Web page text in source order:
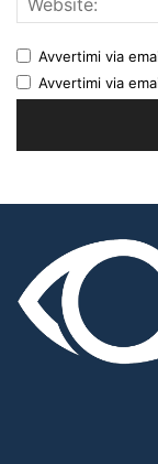
Avvertimi via
Avvertimi via